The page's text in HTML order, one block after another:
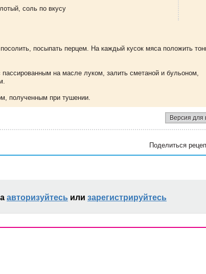
соль по вкусу
посыпать перцем. На каждый кусок мяса положить
на масле луком, залить сметаной и бульоном,
полученным при тушении.
Версия для
Поделиться
авторизуйтесь или зарегистрируйтесь